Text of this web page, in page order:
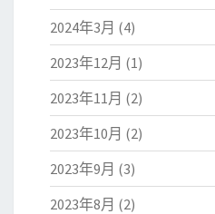
2024年3月 (4)
2023年12月 (1)
2023年11月 (2)
2023年10月 (2)
2023年9月 (3)
2023年8月 (2)